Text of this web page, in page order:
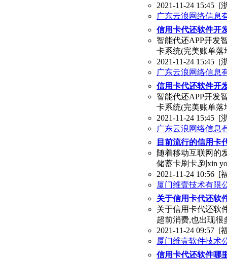
2021-11-24 15:45 [
广东云浪网络信息
信用卡代还软件开
智能代还APP开发
卡系统(完美账单落
2021-11-24 15:45 [
广东云浪网络信息
信用卡代还软件开
智能代还APP开发
卡系统(完美账单落
2021-11-24 15:45 [
广东云浪网络信息
目前流行的信用卡
随着移动互联网的
储蓄卡刷卡,到xin
2021-11-24 10:56 [
厦门维壹技术有限
关于信用卡代还软
关于信用卡代还软
超前消费,也出现很
2021-11-24 09:57 [
厦门维壹软件技术
信用卡代还软件哪